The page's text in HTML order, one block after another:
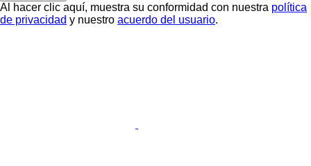
Al hacer clic aquí, muestra su conformidad con nuestra política
de privacidad y nuestro acuerdo del usuario.